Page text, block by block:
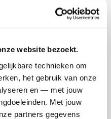
website bezoekt.
technieken om
het gebruik van onze
en — met jouw
Met jouw
partners gegevens